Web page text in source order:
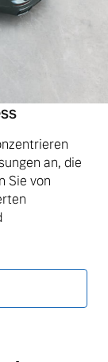
an, die
Sie von